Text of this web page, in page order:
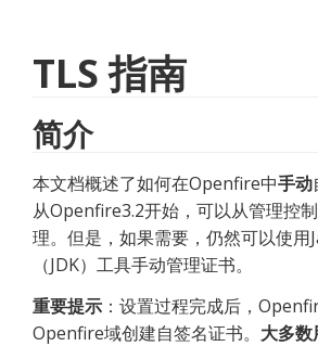
TLS 指南
简介
本文档概述了如何在Openfire中手动
从Openfire3.2开始，可以从管理控
理。但是，如果需要，仍然可以使用
（JDK）工具手动管理证书。
重要提示 ：设置过程完成后，
Openfire域创建自签名证书。 大多